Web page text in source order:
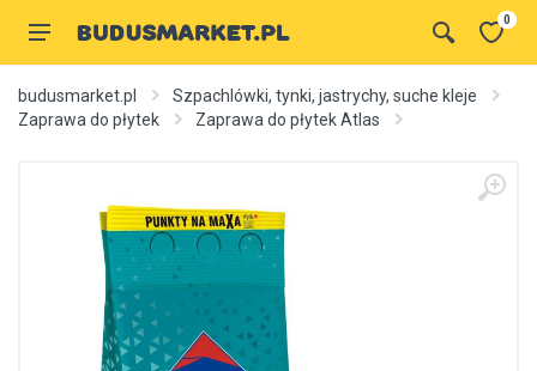
0
budusmarket.pl
Szpachlówki, tynki, jastrychy, suche kleje
Zaprawa do płytek
Zaprawa do płytek Atlas